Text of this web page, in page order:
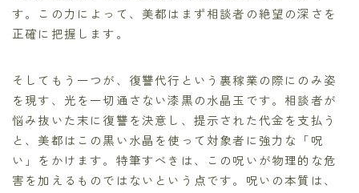
す。この力によって、美都はまず相談者の絶望の深さを
正確に把握します。
そしてもう一つが、復讐代行という裏稼業の際にのみ姿
を現す、光を一切通さない漆黒の水晶玉です。相談者が
悩み抜いた末に復讐を決意し、提示された代金を支払う
と、美都はこの黒い水晶を使って対象者に強力な「呪
い」をかけます。特筆すべきは、この呪いが物理的な危
害を加えるものではないという点です。呪いの本質は、